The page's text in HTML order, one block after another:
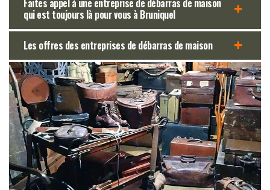
Faites appel à une entreprise de débarras de maison
qui est toujours là pour vous à Bruniquel
Les offres des entreprises de débarras de maison